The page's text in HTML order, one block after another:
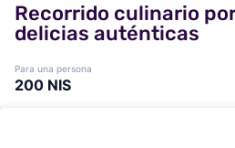
Recorrido culinario
delicias auténticas
Para una persona
200 NIS